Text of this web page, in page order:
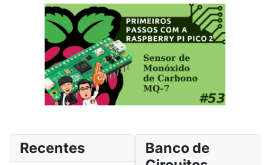
Recentes
Banco de